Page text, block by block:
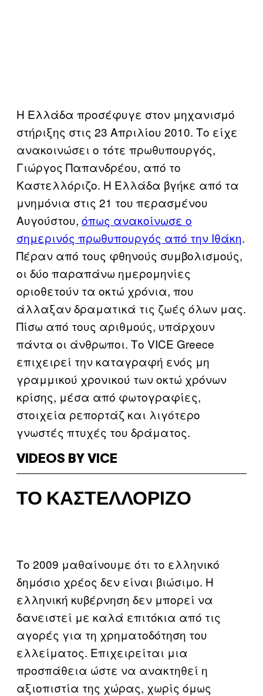
Η Ελλάδα προσέφυγε στον μηχανισμό
στήριξης στις 23 Απριλίου 2010. Το είχε
ανακοινώσει ο τότε πρωθυπουργός,
Γιώργος Παπανδρέου, από το
Καστελλόριζο. Η Ελλάδα βγήκε από τα
μνημόνια στις 21 του περασμένου
Αυγούστου, όπως ανακοίνωσε ο
σημερινός πρωθυπουργός από την Ιθάκη.
Πέραν από τους φθηνούς συμβολισμούς,
οι δύο παραπάνω ημερομηνίες
οριοθετούν τα οκτώ χρόνια, που
άλλαξαν δραματικά τις ζωές όλων μας.
Πίσω από τους αριθμούς, υπάρχουν
πάντα οι άνθρωποι. Το VICE Greece
επιχειρεί την καταγραφή ενός μη
γραμμικού χρονικού των οκτώ χρόνων
κρίσης, μέσα από φωτογραφίες,
στοιχεία ρεπορτάζ και λιγότερο
γνωστές πτυχές του δράματος.
VIDEOS BY VICE
ΤΟ ΚΑΣΤΕΛΛΌΡΙΖΟ
Το 2009 μαθαίνουμε ότι το ελληνικό
δημόσιο χρέος δεν είναι βιώσιμο. Η
ελληνική κυβέρνηση δεν μπορεί να
δανειστεί με καλά επιτόκια από τις
αγορές για τη χρηματοδότηση του
ελλείματος. Επιχειρείται μια
προσπάθεια ώστε να ανακτηθεί η
αξιοπιστία της χώρας, χωρίς όμως